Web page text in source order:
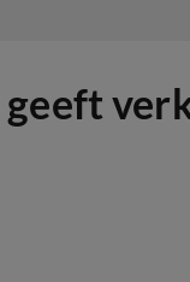
geeft